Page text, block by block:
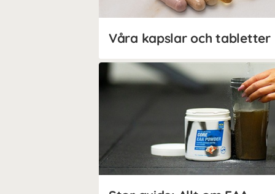
Våra kapslar och tabletter